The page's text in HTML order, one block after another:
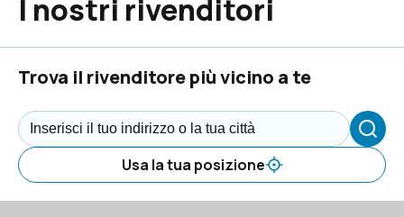
I nostri rivenditori
Trova il rivenditore più vicino a te
Usa la tua posizione